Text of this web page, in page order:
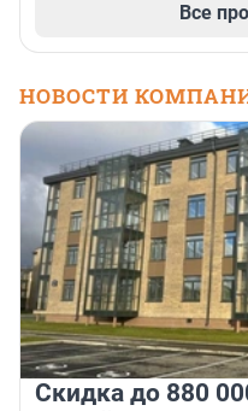
Все
НОВОСТИ
Скидка до 880